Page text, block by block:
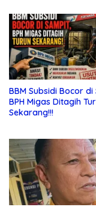
BBM Subsidi Bocor di
BPH Migas Ditagih
Sekarang!!!